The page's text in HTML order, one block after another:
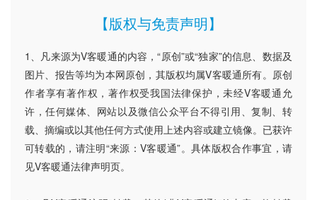
【版权与免责声明】
1、凡来源为V客暖通的内容，“原创”或“独家”的信息、数据及
图片、报告等均为本网原创，其版权均属V客暖通所有。原创
作者享有著作权，著作权受我国法律保护，未经V客暖通允
许，任何媒体、网站以及微信公众平台不得引用、复制、转
载、摘编或以其他任何方式使用上述内容或建立镜像。已获许
可转载的，请注明“来源：V客暖通”。具体版权合作事宜，请
见V客暖通法律声明页。